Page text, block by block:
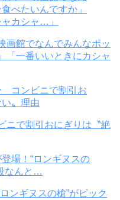
画館でなんでみんなポッ
「一番いいときにカシャ
ニで割引おにぎりは〝絶
ンギヌスの槍”がピック